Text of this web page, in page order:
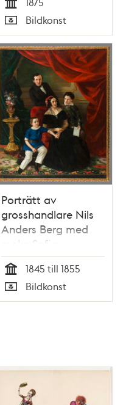
Tid
Typ
Bildkonst
Porträtt av
grosshandlare Nils
Anders Berg med
maka Sofia
Petronella Unonius
och sönerna Emil
och Nils.
Tid
1845 till 1855
Typ
Bildkonst